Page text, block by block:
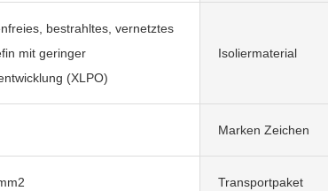
bestrahltes, vernetztes
mit geringer
(XLPO)
Isoliermaterial
Marken Zeichen
Transportpaket